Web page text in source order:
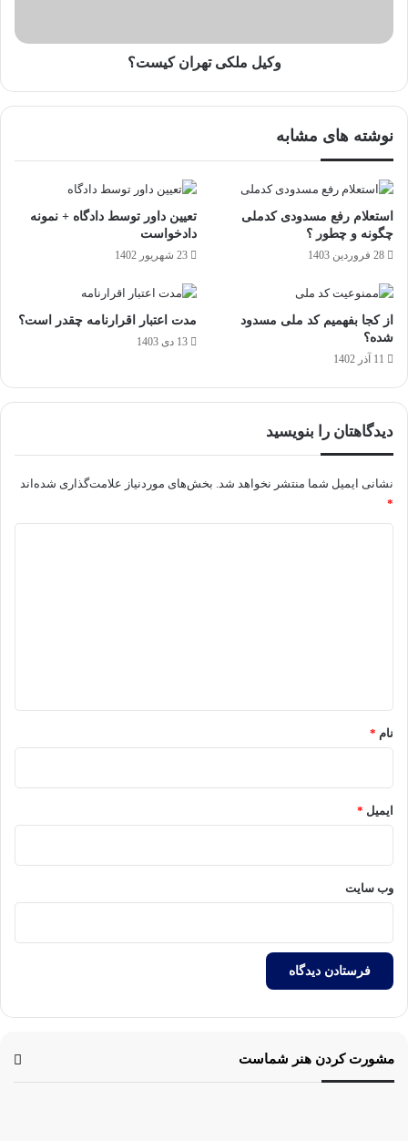
وکیل ملکی تهران کیست؟
نوشته های مشابه
استعلام رفع مسدودی کدملی
چگونه و چطور ؟
28 فروردین 1403
تعیین داور توسط دادگاه + نمونه
دادخواست
23 شهریور 1402
از کجا بفهمیم کد ملی مسدود
شده؟
11 آذر 1402
مدت اعتبار اقرارنامه چقدر است؟
13 دی 1403
دیدگاهتان را بنویسید
نشانی ایمیل شما منتشر نخواهد شد. بخش‌های موردنیاز علامت‌گذاری شده‌اند
*
نام *
ایمیل *
وب‌ سایت
مشورت کردن هنر شماست